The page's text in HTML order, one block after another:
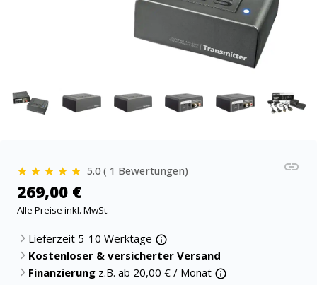
5.0 ( 1 Bewertungen)
269,00 €
Alle Preise inkl. MwSt.
Lieferzeit 5-10 Werktage
Kostenloser & versicherter Versand
Finanzierung z.B. ab 20,00 € / Monat